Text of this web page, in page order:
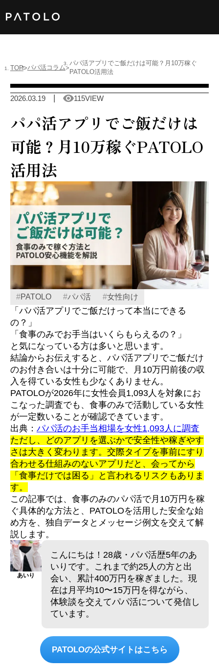
男性TOP
加盟店TOP
ABOUT US
TOP パパ活コラム
パパ活アプリでご飯だけは可能？月10万稼ぐ
PATOLO活用法
2026.03.19 115VIEW
パパ活アプリでご飯だけは
可能？月10万稼ぐPATOLO
活用法
#PATOLO #パパ活 #女性向け
「パパ活アプリでご飯だけって本当にできる
の？」
「食事のみでお手当はいくらもらえるの？」
と気になっている方は多いと思います。
結論からお伝えすると、パパ活アプリでご飯だけ
のお付き合いは十分に可能で、月10万円前後の収
入を得ている女性も少なくありません。
PATOLOが2026年に女性会員1,093人を対象にお
こなった調査でも、食事のみで活動している女性
が一定数いることが確認できています。
出典： パパ活のお手当相場を女性1,093人に調査
ただし、どのアプリを選ぶかで安全性や稼ぎやす
さは大きく変わります。交際タイプを事前にすり
合わせる仕組みのないアプリだと、会ってから
「食事だけでは困る」と言われるリスクもありま
す。
この記事では、食事のみのパパ活で月10万円を稼
ぐ具体的な方法と、PATOLOを活用した安全な始
め方を、独自データとメッセージ例文を交えて解
説します。
あいり
こんにちは！28歳・パパ活歴5年のあ
いりです。これまで約25人の方と出
会い、累計400万円を稼ぎました。現
在は月平均10〜15万円を得ながら、
体験談を交えてパパ活について発信し
ています。
PATOLOの公式サイトはこちら